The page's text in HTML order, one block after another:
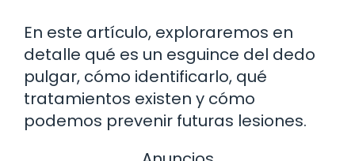
En este artículo, exploraremos en
detalle qué es un esguince del dedo
pulgar, cómo identificarlo, qué
tratamientos existen y cómo
podemos prevenir futuras lesiones.